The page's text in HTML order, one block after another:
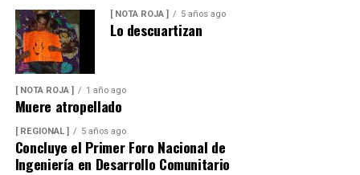
[ NOTA ROJA ] 5 años ago
Lo descuartizan
[ NOTA ROJA ] 1 año ago
Muere atropellado
[ REGIONAL ] 5 años ago
Concluye el Primer Foro Nacional de
Ingeniería en Desarrollo Comunitario